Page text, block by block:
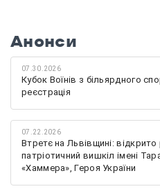
Анонси
07.30.2026
Кубок Воїнів з більярдного
реєстрація
07.22.2026
Втретє на Львівщині:
патріотичний вишкіл імені
«Хаммера», Героя України